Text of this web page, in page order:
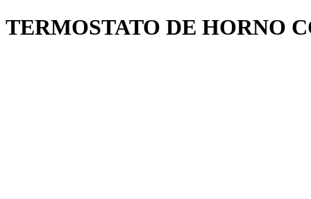
TERMOSTATO DE HORNO